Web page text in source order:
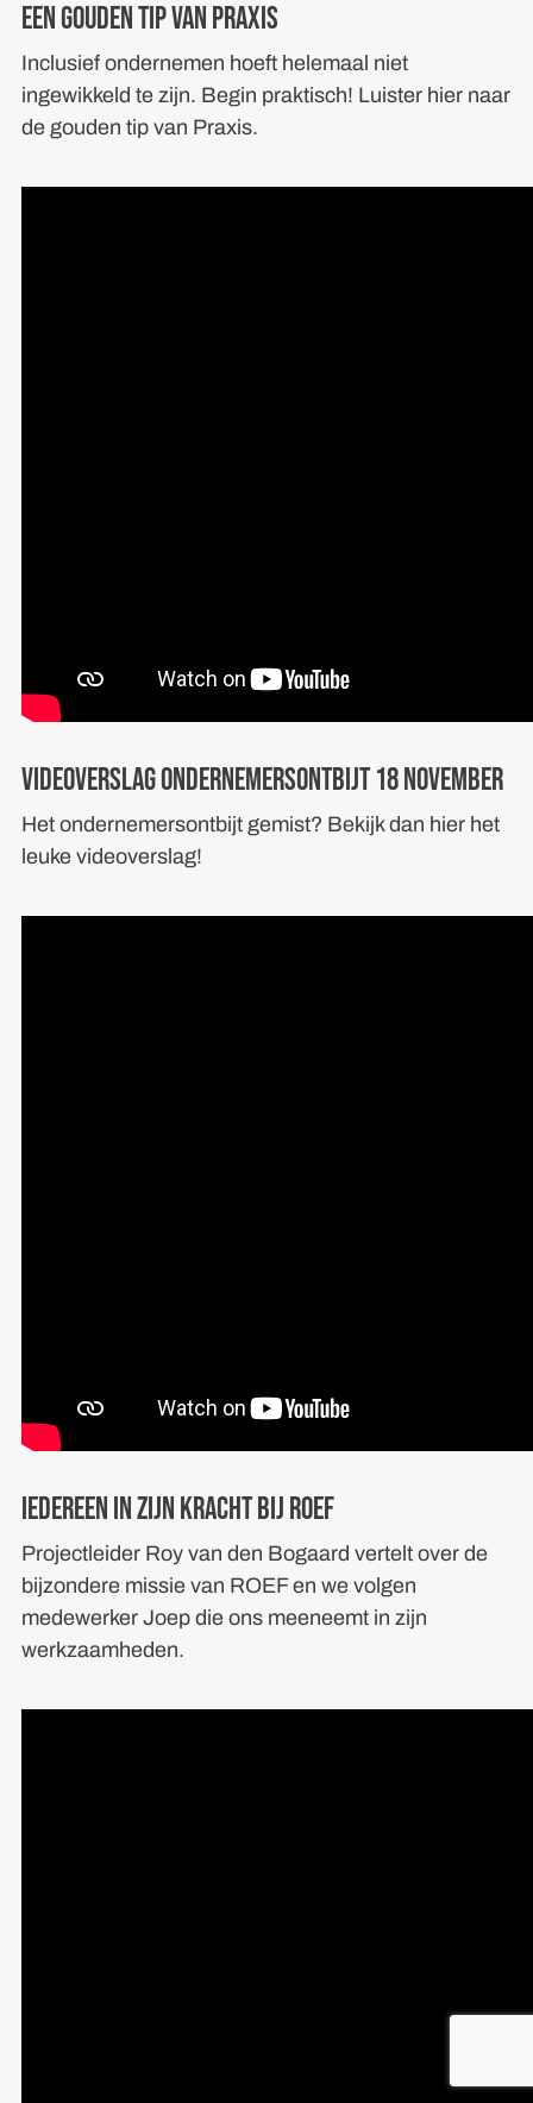
Een gouden tip van Praxis
Inclusief ondernemen hoeft helemaal niet
ingewikkeld te zijn. Begin praktisch! Luister hier naar
de gouden tip van Praxis.
Videoverslag Ondernemersontbijt 18 november
Het ondernemersontbijt gemist? Bekijk dan hier het
leuke videoverslag!
Iedereen in zijn kracht bij ROEF
Projectleider Roy van den Bogaard vertelt over de
bijzondere missie van ROEF en we volgen
medewerker Joep die ons meeneemt in zijn
werkzaamheden.